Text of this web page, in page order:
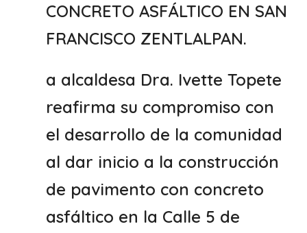
CONCRETO ASFÁLTICO EN SAN
FRANCISCO ZENTLALPAN.
a alcaldesa Dra. Ivette Topete
reafirma su compromiso con
el desarrollo de la comunidad
al dar inicio a la construcción
de pavimento con concreto
asfáltico en la Calle 5 de